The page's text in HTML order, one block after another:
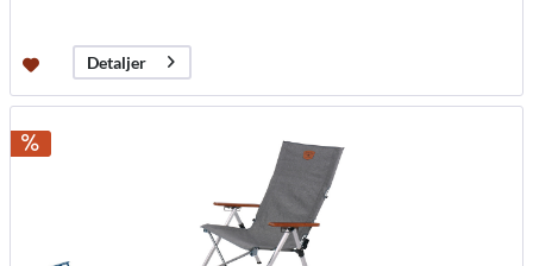
Detaljer